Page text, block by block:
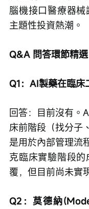
腦機接口醫療器
主題性投資熱潮。
Q&A 問答環節精選
Q1：AI製藥在臨床
回答：目前沒有。
床前階段（找分子
是用於內部管理流
克臨床實驗階段
覆，但目前尚未實
Q2：莫德納